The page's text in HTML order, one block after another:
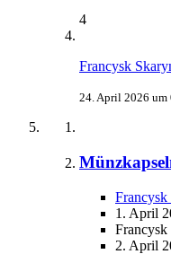
4
Francysk
24. April 2026 um
Francysk
1. April
Francysk
2. April